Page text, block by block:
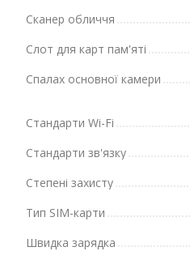
Сканер обличчя
Слот для карт пам'яті
Спалах основної камери
Стандарти Wi-Fi
Стандарти зв'язку
Степені захисту
Тип SIM-карти
Швидка зарядка